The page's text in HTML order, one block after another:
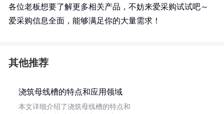
各位老板想要了解更多相关产品，不妨来爱采购试试吧～
爱采购信息全面，能够满足你的大量需求！
其他推荐
浇筑母线槽的特点和应用领域
本文详细介绍了浇筑母线槽的特点和